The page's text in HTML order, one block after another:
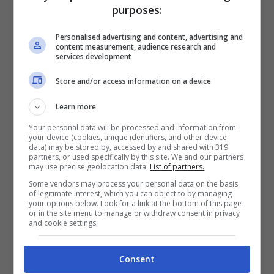
Grande Fratello, tutti in lacrime per il concorrente: cosa ha
dovuto affrontare nel suo passato (Fonte Mediaset
Infinity) – Chedonna.it
Durante la quattordicesima puntata del
programma, il conduttore
Signoriniha preso in mano la situazione
cercando di fare chiarezza sui motivi alla
base dell’aggressività manifestata da
Lorenzo. Attraverso la proiezione di alcuni
video rivelatori, Signorini ha voluto
indagare le origini di tale comportamento,
mettendo in luce
purposes:
Personalised advertising and content, advertising and
content measurement, audience research and
services development
Store and/or access information on a device
Learn more
Your personal data will be processed and information from
your device (cookies, unique identifiers, and other device
data) may be stored by, accessed by and shared with 319
partners, or used specifically by this site. We and our partners
may use precise geolocation data. List of partners.
Some vendors may process your personal data on the basis
of legitimate interest, which you can object to by managing
your options below. Look for a link at the bottom of this page
or in the site menu to manage or withdraw consent in privacy
and cookie settings.
Consent